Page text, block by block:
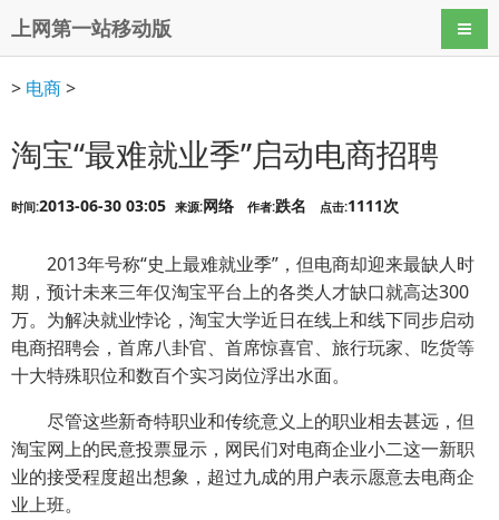
上网第一站移动版 导航
> 电商>
淘宝“最难就业季”启动电商招聘
时间:2013-06-30 03:05 来源:网络 作者:跌名 点击:1111次
2013年号称“史上最难就业季”，但电商却迎来最缺人时
期，预计未来三年仅淘宝平台上的各类人才缺口就高达300
万。为解决就业悖论，淘宝大学近日在线上和线下同步启动
电商招聘会，首席八卦官、首席惊喜官、旅行玩家、吃货等
十大特殊职位和数百个实习岗位浮出水面。
尽管这些新奇特职业和传统意义上的职业相去甚远，但
淘宝网上的民意投票显示，网民们对电商企业小二这一新职
业的接受程度超出想象，超过九成的用户表示愿意去电商企
业上班。